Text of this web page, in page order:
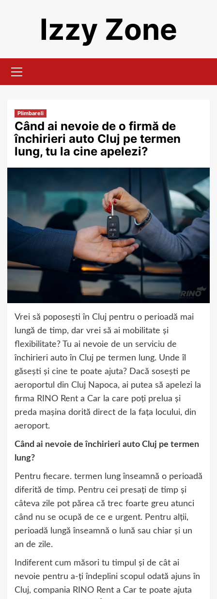
Izzy Zone
Menu
Plimbareli
Când ai nevoie de o firmă de
închirieri auto Cluj pe termen
lung, tu la cine apelezi?
Vrei să poposești în Cluj pentru o perioadă mai
lungă de timp, dar vrei să ai mobilitate și
flexibilitate? Tu ai nevoie de un serviciu de
închirieri auto în Cluj pe termen lung. Unde îl
găsești și cine te poate ajuta? Dacă sosești pe
aeroportul din Cluj Napoca, ai putea să apelezi la
firma RINO Rent a Car la care poți prelua și
preda mașina dorită direct de la fața locului, din
aeroport.
Când ai nevoie de închirieri auto Cluj pe termen
lung?
Pentru fiecare. termen lung înseamnă o perioadă
diferită de timp. Pentru cei presați de timp și
câteva zile pot părea că trec foarte greu atunci
când nu se ocupă de ce e urgent. Pentru alții,
perioadă lungă înseamnă o lună sau chiar și un
an de zile.
Indiferent cum măsori tu timpul și de cât ai
nevoie pentru a-ți îndeplini scopul odată ajuns în
Cluj, compania RINO Rent a Car te poate ajuta